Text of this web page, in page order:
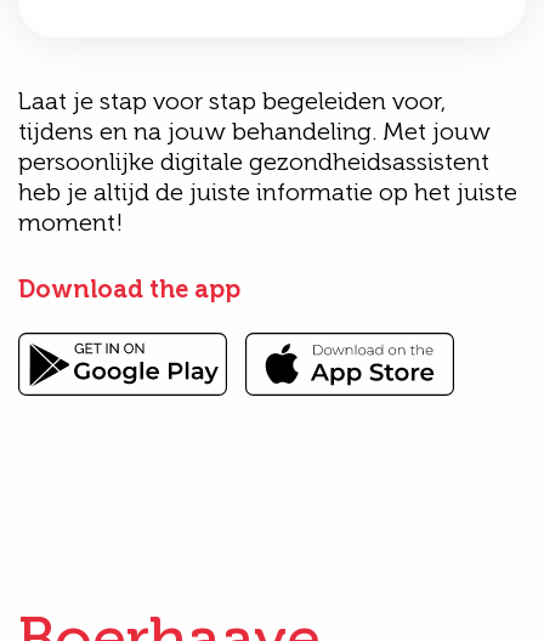
Laat je stap voor stap begeleiden voor,
tijdens en na jouw behandeling. Met jouw
persoonlijke digitale gezondheidsassistent
heb je altijd de juiste informatie op het juiste
moment!
Download the app